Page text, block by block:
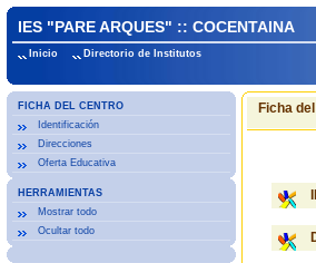
IES "PARE ARQUES" :: COCENTAINA
Inicio Directorio de Institutos
FICHA DEL CENTRO
Identificación
Direcciones
Oferta Educativa
HERRAMIENTAS
Mostrar todo
Ocultar todo
Ficha